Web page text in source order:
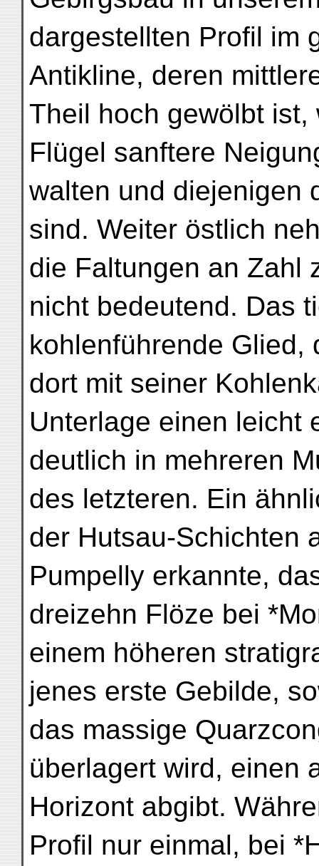
dargestellten Profil im
Antikline, deren
Theil hoch gewölbt
Flügel sanftere
walten und diejenigen
sind. Weiter östlich
die Faltungen an Zahl
nicht bedeutend. Das
kohlenführende Glied,
dort mit seiner
Unterlage einen leicht
deutlich in mehreren
des letzteren. Ein
der Hutsau-Schichten
Pumpelly erkannte,
dreizehn Flöze bei
einem höheren
jenes erste Gebilde,
das massige
überlagert wird, einen
Horizont abgibt.
Profil nur einmal, bei